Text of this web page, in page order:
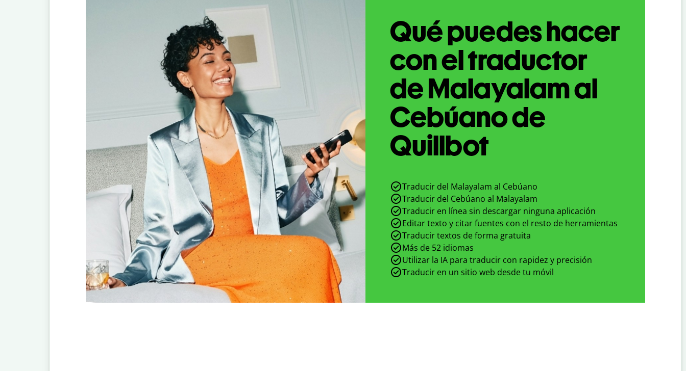
Qué puedes hacer
con el traductor
de Malayalam al
Cebúano de
Quillbot
Traducir del Malayalam al Cebúano
Traducir del Cebúano al Malayalam
Traducir en línea sin descargar ninguna aplicación
Editar texto y citar fuentes con el resto de herramientas
Traducir textos de forma gratuita
Más de 52 idiomas
Utilizar la IA para traducir con rapidez y precisión
Traducir en un sitio web desde tu móvil